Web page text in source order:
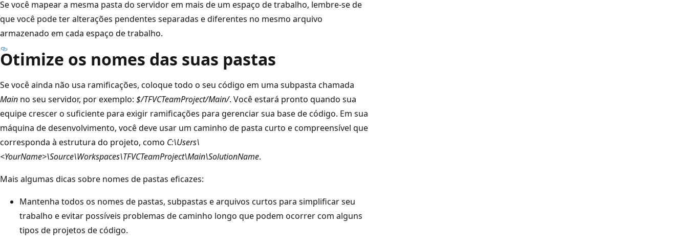
Se você mapear a mesma pasta do servidor em mais de um espaço de trabalho, lembre-se de
que você pode ter alterações pendentes separadas e diferentes no mesmo arquivo
armazenado em cada espaço de trabalho.
Otimize os nomes das suas pastas
Se você ainda não usa ramificações, coloque todo o seu código em uma subpasta chamada
Main no seu servidor, por exemplo: $/TFVCTeamProject/Main/. Você estará pronto quando sua
equipe crescer o suficiente para exigir ramificações para gerenciar sua base de código. Em sua
máquina de desenvolvimento, você deve usar um caminho de pasta curto e compreensível que
corresponda à estrutura do projeto, como C:\Users\
<YourName>\Source\Workspaces\TFVCTeamProject\Main\SolutionName.
Mais algumas dicas sobre nomes de pastas eficazes:
Mantenha todos os nomes de pastas, subpastas e arquivos curtos para simplificar seu
trabalho e evitar possíveis problemas de caminho longo que podem ocorrer com alguns
tipos de projetos de código.